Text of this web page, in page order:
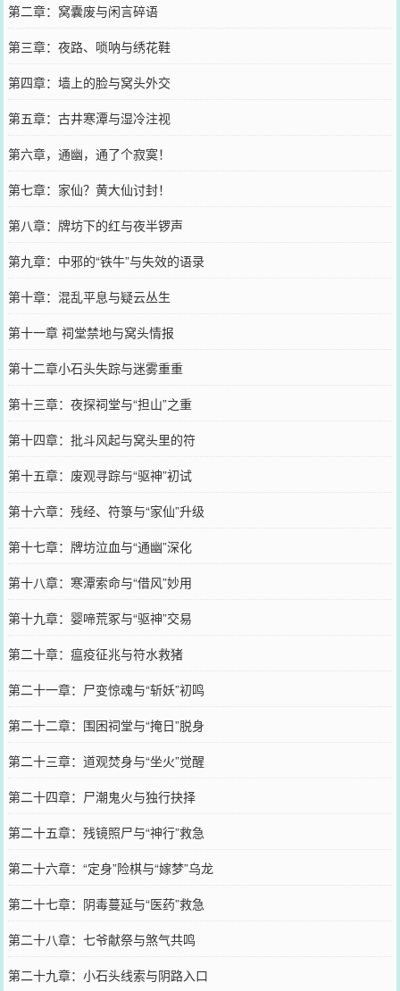
第二章：窝囊废与闲言碎语
第三章：夜路、唢呐与绣花鞋
第四章：墙上的脸与窝头外交
第五章：古井寒潭与湿冷注视
第六章，通幽，通了个寂寞！
第七章：家仙？黄大仙讨封！
第八章：牌坊下的红与夜半锣声
第九章：中邪的“铁牛”与失效的语录
第十章：混乱平息与疑云丛生
第十一章 祠堂禁地与窝头情报
第十二章小石头失踪与迷雾重重
第十三章：夜探祠堂与“担山”之重
第十四章：批斗风起与窝头里的符
第十五章：废观寻踪与“驱神”初试
第十六章：残经、符箓与“家仙”升级
第十七章：牌坊泣血与“通幽”深化
第十八章：寒潭索命与“借风”妙用
第十九章：婴啼荒冢与“驱神”交易
第二十章：瘟疫征兆与符水救猪
第二十一章：尸变惊魂与“斩妖”初鸣
第二十二章：围困祠堂与“掩日”脱身
第二十三章：道观焚身与“坐火”觉醒
第二十四章：尸潮鬼火与独行抉择
第二十五章：残镜照尸与“神行”救急
第二十六章：“定身”险棋与“嫁梦”乌龙
第二十七章：阴毒蔓延与“医药”救急
第二十八章：七爷献祭与煞气共鸣
第二十九章：小石头线索与阴路入口